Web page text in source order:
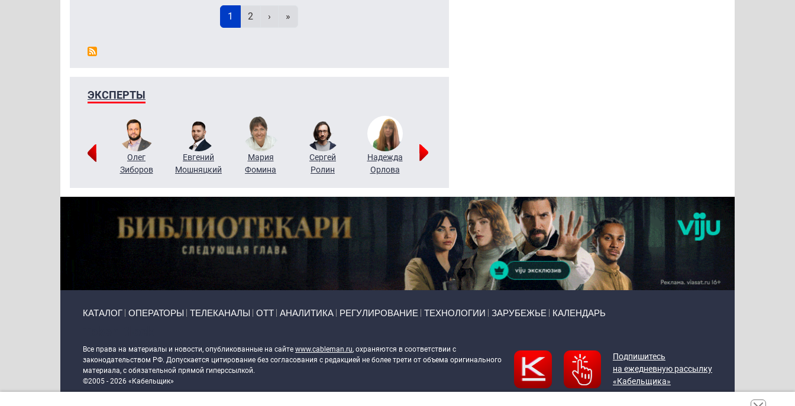
Текущая страница
1 Page
2 Следующая страница
› Последняя страница
»
ЭКСПЕРТЫ
Григорий
Олег
Зиборов
Евгений
Мошняцкий
Мария
Фомина
Сергей
Ролин
Надежда
Орлова
КАТАЛОГ ОПЕРАТОРЫ ТЕЛЕКАНАЛЫ ОТТ АНАЛИТИКА РЕГУЛИРОВАНИЕ ТЕХНОЛОГИИ ЗАРУБЕЖЬЕ КАЛЕНДАРЬ
Все права на материалы и новости, опубликованные на сайте www.cableman.ru, охраняются в соответствии с
законодательством РФ. Допускается цитирование без согласования с редакцией не более трети от объема оригинального
материала, с обязательной прямой гиперссылкой.
©2005 - 2026 «Кабельщик»
Подпишитесь
на ежедневную рассылку
«Кабельщика»